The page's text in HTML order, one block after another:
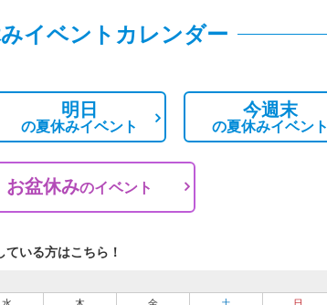
イベントカレンダー
明日
の夏休みイベント
今週末
の夏休みイベント
お盆休みのイベント
いる方はこちら！